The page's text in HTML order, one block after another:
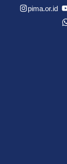
pima.or.id